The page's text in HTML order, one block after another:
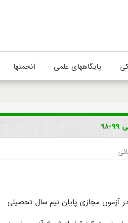
پایگاههای علمی انجمنها
آزمون مجازی پایان نیم سال تحصیلی